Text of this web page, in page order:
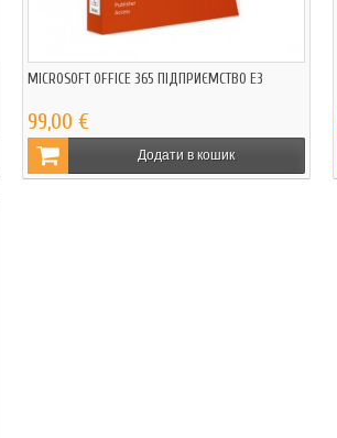
MICROSOFT OFFICE 365 ПІДПРИЄМСТВО E3
99,00 €
Додати в кошик